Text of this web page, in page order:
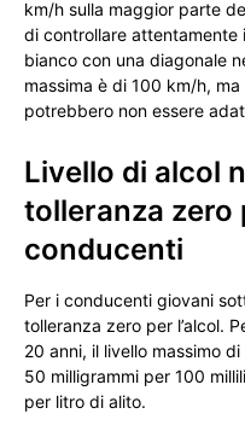
km/h sulla maggior parte
di controllare attentamente
bianco con una diagonale
massima è di 100 km/h,
potrebbero non essere
Livello di alcol
tolleranza zero
conducenti
Per i conducenti giovani
tolleranza zero per l’alcol.
20 anni, il livello massimo
50 milligrammi per 100
per litro di alito.